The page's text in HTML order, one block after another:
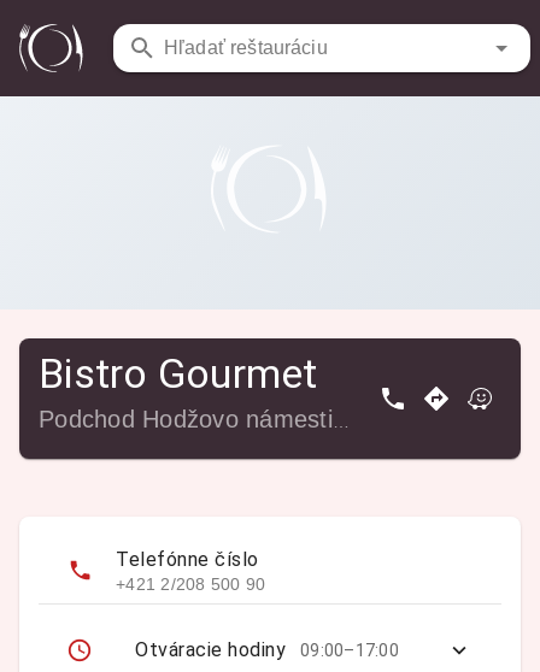
Hľadať reštauráciu
Reštaurácie / Bistro Gourmet
Bistro Gourmet
Telefónne číslo
+421 2/208 500 90
Otváracie hodiny 09:00–17:00